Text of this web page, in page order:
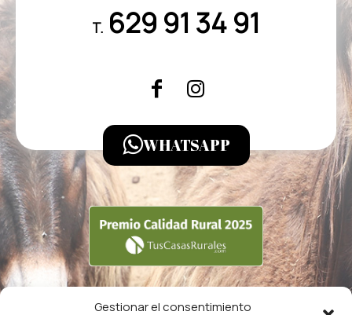
Gestionar el consentimiento
T. 629 91 34 91
WHATSAPP